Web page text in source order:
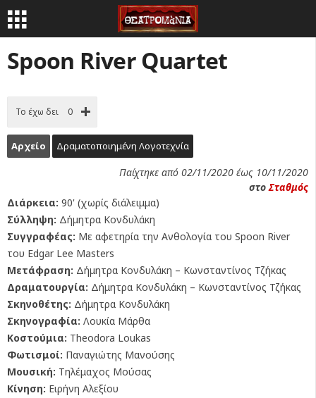
Spoon River Quartet
Το έχω δει 0
Αρχείο Δραματοποιημένη Λογοτεχνία
Παίχτηκε από 02/11/2020 έως 10/11/2020
στοΣταθμός
Διάρκεια: 90' (χωρίς διάλειμμα)
Σύλληψη: Δήμητρα Κονδυλάκη
Συγγραφέας: Με αφετηρία την Ανθολογία του Spoon River
του Edgar Lee Masters
Μετάφραση: Δήμητρα Κονδυλάκη – Κωνσταντίνος Τζήκας
Δραματουργία: Δήμητρα Κονδυλάκη – Κωνσταντίνος Τζήκας
Σκηνοθέτης: Δήμητρα Κονδυλάκη
Σκηνογραφία: Λουκία Μάρθα
Κοστούμια: Theodora Loukas
Φωτισμοί: Παναγιώτης Μανούσης
Μουσική: Τηλέμαχος Μούσας
Κίνηση: Ειρήνη Αλεξίου